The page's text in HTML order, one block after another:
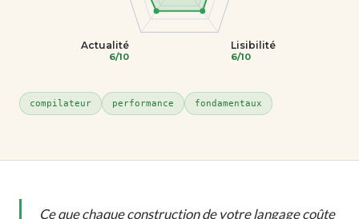
Lisibilité
6/10
Actualité
6/10
compilateur performance fondamentaux
Ce que chaque construction de votre langage coûte